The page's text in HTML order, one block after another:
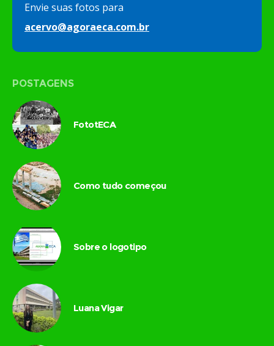
Envie suas fotos para
acervo@agoraeca.com.br
POSTAGENS
FototECA
Como tudo começou
Sobre o logotipo
Luana Vigar